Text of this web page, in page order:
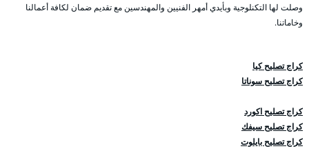
وصلت لها التكنلوجية وبأيدي أمهر الفنيين والمهندسين مع تقديم ضمان لكافة أعمالنا
وخاماتنا.
كراج تصليح كيا
كراج تصليح سوناتا
كراج تصليح اكورد
كراج تصليح سيفك
كراج تصليح بايلوت